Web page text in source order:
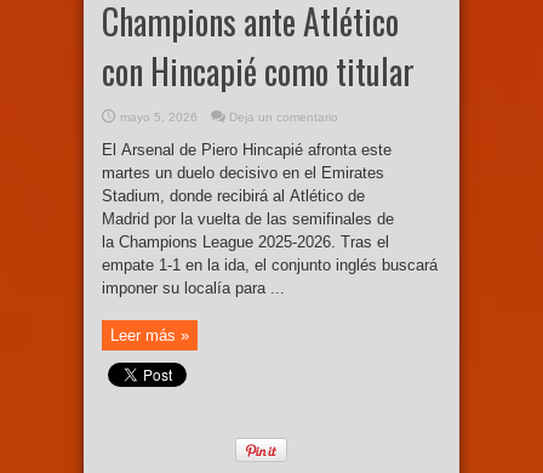
Champions ante Atlético
con Hincapié como titular
mayo 5, 2026 Deja un comentario
El Arsenal de Piero Hincapié afronta este
martes un duelo decisivo en el Emirates
Stadium, donde recibirá al Atlético de
Madrid por la vuelta de las semifinales de
la Champions League 2025-2026. Tras el
empate 1-1 en la ida, el conjunto inglés buscará
imponer su localía para ...
Leer más »